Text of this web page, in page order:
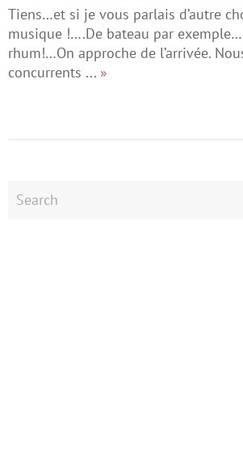
Tiens…et si je vous parlais d’autre
musique !….De bateau par
rhum!…On approche de l’arrivée.
concurrents ... »